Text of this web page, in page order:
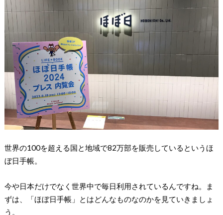
世界の100を超える国と地域で82万部を販売しているというほ
ぼ日手帳。
今や日本だけでなく世界中で毎日利用されているんですね。ま
ずは、「ほぼ日手帳」とはどんなものなのかを見ていきましょ
う。